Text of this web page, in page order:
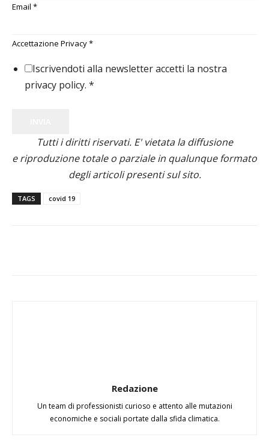
Email *
Accettazione Privacy*
Iscrivendoti alla newsletter accetti la nostra
privacy policy. *
Tutti i diritti riservati. E' vietata la diffusione
e riproduzione totale o parziale in qualunque formato
degli articoli presenti sul sito.
TAGS covid 19
Redazione
Un team di professionisti curioso e attento alle mutazioni
economiche e sociali portate dalla sfida climatica.